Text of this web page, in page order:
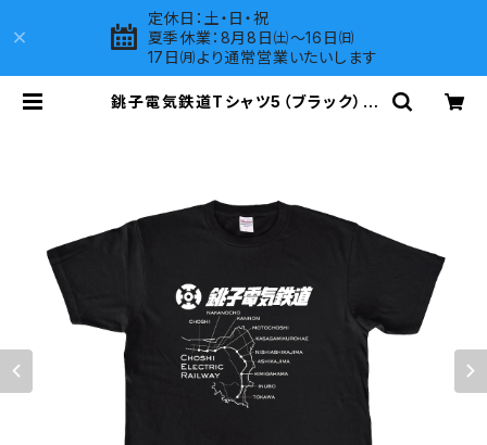
定休日：土・日・祝
夏季休業：8月8日㈯～16日㈰
17日㈪より通常営業いたいします
銚子電気鉄道Tシャツ5（ブラック） |